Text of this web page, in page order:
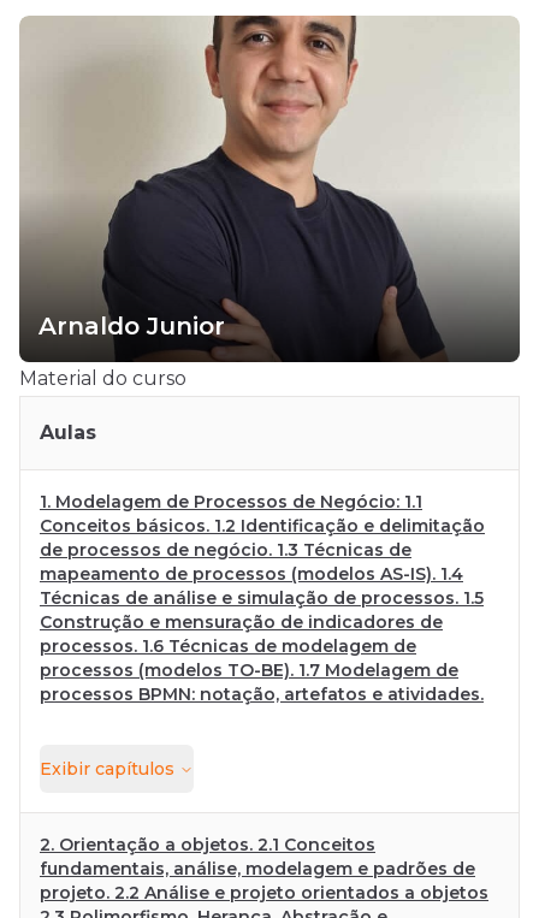
Arnaldo Junior
Material do curso
Aulas
1. Modelagem de Processos de Negócio: 1.1
Conceitos básicos. 1.2 Identificação e delimitação
de processos de negócio. 1.3 Técnicas de
mapeamento de processos (modelos AS-IS). 1.4
Técnicas de análise e simulação de processos. 1.5
Construção e mensuração de indicadores de
processos. 1.6 Técnicas de modelagem de
processos (modelos TO-BE). 1.7 Modelagem de
processos BPMN: notação, artefatos e atividades.
Exibir capítulos
2. Orientação a objetos. 2.1 Conceitos
fundamentais, análise, modelagem e padrões de
projeto. 2.2 Análise e projeto orientados a objetos